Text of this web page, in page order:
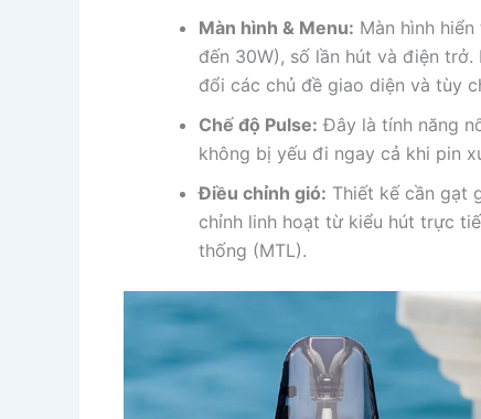
Màn hình & Menu: Màn hình
đến 30W), số lần hút và điện
đổi các chủ đề giao diện và tùy
Chế độ Pulse: Đây là tính năng
không bị yếu đi ngay cả khi pin
Điều chỉnh gió: Thiết kế cần gạt
chỉnh linh hoạt từ kiểu hút trực
thống (MTL).